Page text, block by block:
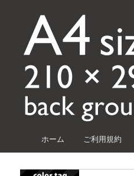
メインコンテンツへ
サブコンテンツへ移動
ホーム ご利用規約